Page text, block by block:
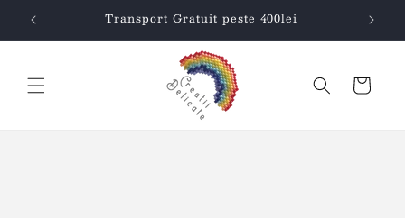
Salt la
conținut
Transport Gratuit peste 400lei
Coș